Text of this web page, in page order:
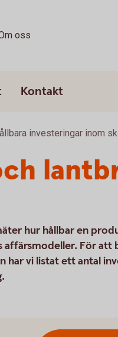
oss
Kontakt
investeringar inom
hur hållbar en
För att
har vi listat ett antal